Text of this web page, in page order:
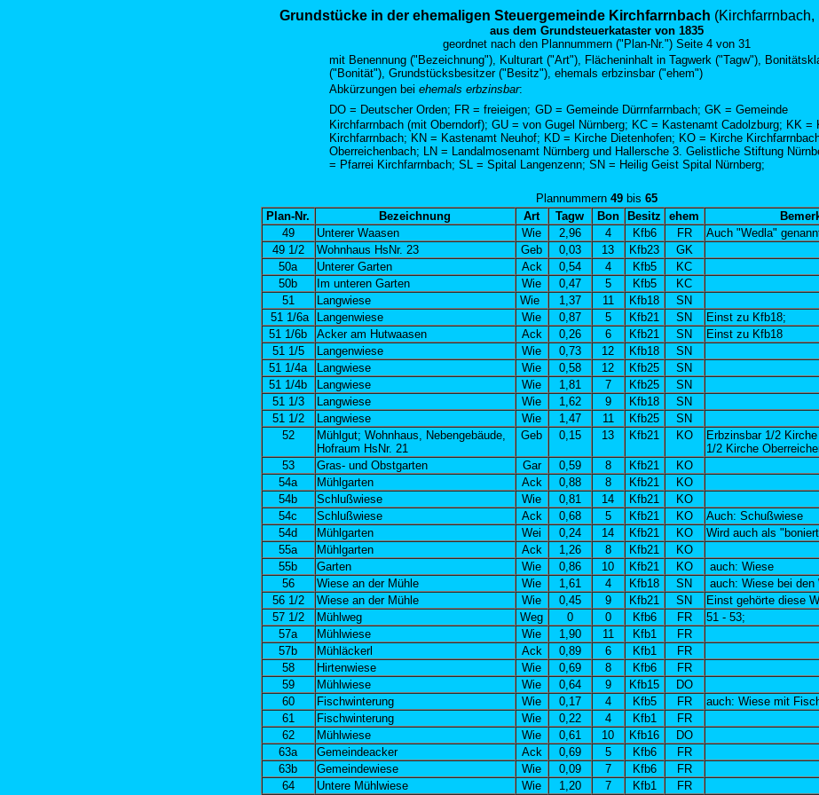
Grundstücke in der ehemaligen Steuergemeinde Kirchfarrnbach
aus dem Grundsteuerkataster von 1835
geordnet nach den Plannummern ("Plan-Nr.")Seite 4 von 31
mit Benennung ("Bezeichnung"), Kulturart ("Art"), Flächeninhalt in Tagwerk ("Tagw"),
("Bonität"), Grundstücksbesitzer ("Besitz"), ehemals erbzinsbar ("ehem")
Abkürzungen bei ehemals erbzinsbar:
DO = Deutscher Orden; FR = freieigen; GD = Gemeinde Dürrnfarrnbach; GK = Gemeinde
Kirchfarrnbach (mit Oberndorf); GU = von Gugel Nürnberg; KC = Kastenamt Cadolzburg; KK =
Kirchfarrnbach; KN = Kastenamt Neuhof; KD = Kirche Dietenhofen; KO = Kirche
Oberreichenbach; LN = Landalmosenamt Nürnberg und Hallersche 3. Gelistliche Stiftung
= Pfarrei Kirchfarrnbach; SL = Spital Langenzenn; SN = Heilig Geist Spital Nürnberg;
Plannummern 49bis 65
Plan-Nr.
Bezeichnung Art Tagw Bon Besitz ehem
49
Unterer Waasen Wie 2,96 4 Kfb6 FR
Auch "Wedla"
49 1/2
Wohnhaus HsNr. 23 Geb 0,03 13 Kfb23
GK
50a
Unterer Garten Ack 0,54 4 Kfb5
KC
50b
Im unteren Garten Wie 0,47 5 Kfb5
KC
51
Langwiese Wie 1,37 11 Kfb18
SN
51 1/6a
Langenwiese Wie 0,87 5 Kfb21 SN
Einst zu Kfb18;
51 1/6b
Acker am Hutwaasen Ack 0,26 6 Kfb21 SN
Einst zu Kfb18
51 1/5
Langenwiese Wie 0,73 12 Kfb18
SN
51 1/4a
Langwiese Wie 0,58 12 Kfb25
SN
51 1/4b
Langwiese Wie 1,81 7 Kfb25
SN
51 1/3
Langwiese Wie 1,62 9 Kfb18
SN
51 1/2
Langwiese Wie 1,47 11 Kfb25
SN
52
Mühlgut; Wohnhaus, Nebengebäude,
Hofraum HsNr. 21
Geb 0,15 13 Kfb21 KO
Erbzinsbar 1/2
1/2 Kirche
53
Gras- und Obstgarten Gar 0,59 8 Kfb21
KO
54a
Mühlgarten Ack 0,88 8 Kfb21
KO
54b
Schlußwiese Wie 0,81 14 Kfb21
KO
54c
Schlußwiese Ack 0,68 5 Kfb21 KO
Auch: Schußwiese
54d
Mühlgarten Wei 0,24 14 Kfb21 KO
Wird auch als
55a
Mühlgarten Ack 1,26 8 Kfb21
KO
55b
Garten Wie 0,86 10 Kfb21 KO
auch: Wiese
56
Wiese an der Mühle Wie 1,61 4 Kfb18 SN
auch: Wiese bei den
56 1/2
Wiese an der Mühle Wie 0,45 9 Kfb21 SN
Einst gehörte diese
57 1/2
Mühlweg Weg 0 0 Kfb6 FR
51 - 53;
57a
Mühlwiese Wie 1,90 11 Kfb1
FR
57b
Mühläckerl Ack 0,89 6 Kfb1
FR
58
Hirtenwiese Wie 0,69 8 Kfb6
FR
59
Mühlwiese Wie 0,64 9 Kfb15
DO
60
Fischwinterung Wie 0,17 4 Kfb5 FR
auch: Wiese mit
61
Fischwinterung Wie 0,22 4 Kfb1
FR
62
Mühlwiese Wie 0,61 10 Kfb16
DO
63a
Gemeindeacker Ack 0,69 5 Kfb6
FR
63b
Gemeindewiese Wie 0,09 7 Kfb6
FR
64
Untere Mühlwiese Wie 1,20 7 Kfb1 FR